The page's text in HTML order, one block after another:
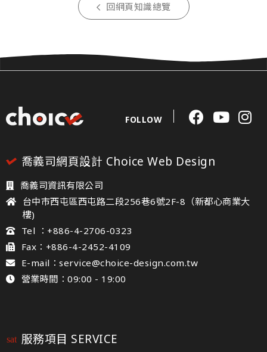
回網頁知識總覽
FOLLOW
喬義司網頁設計 Choice Web Design
喬義司資訊有限公司
台中市西屯區西屯路二段256巷6號2F-8（新都心商業大
樓)
Tel ：+886-4-2706-0323
Fax：+886-4-2452-4109
E-mail：service@choice-design.com.tw
營業時間：09:00 - 19:00
服務項目 SERVICE